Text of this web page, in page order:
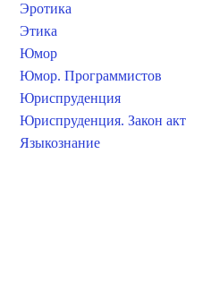
Эротика
Этика
Юмор
Юмор. Программистов
Юриспруденция
Юриспруденция. Закон акт
Языкознание